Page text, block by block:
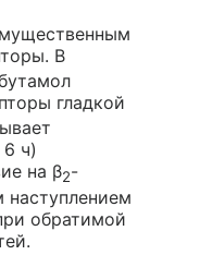
В
гладкой
ч)
на β2-
обратимой